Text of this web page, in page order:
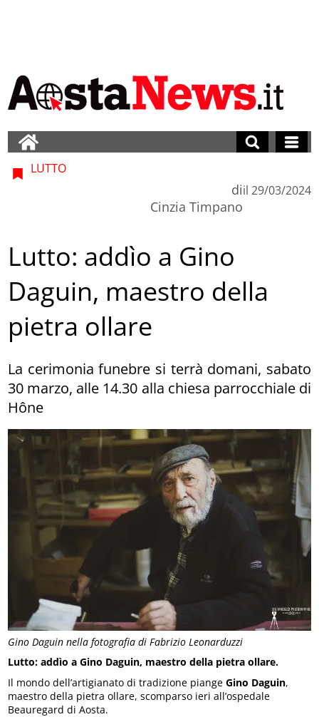
Gino Daguin nella fotografia di Fabrizio Leonarduzzi
LUTTO
di
Cinzia Timpano
il 29/03/2024
Lutto: addìo a Gino
Daguin, maestro della
pietra ollare
La cerimonia funebre si terrà domani, sabato
30 marzo, alle 14.30 alla chiesa parrocchiale di
Hône
Lutto: addìo a Gino Daguin, maestro della pietra ollare.
Il mondo dell’artigianato di tradizione piange Gino Daguin,
maestro della pietra ollare, scomparso ieri all’ospedale
Beauregard di Aosta.